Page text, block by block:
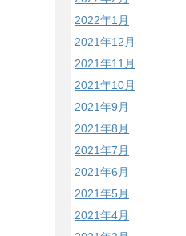
2022年1月
2021年12月
2021年11月
2021年10月
2021年9月
2021年8月
2021年7月
2021年6月
2021年5月
2021年4月